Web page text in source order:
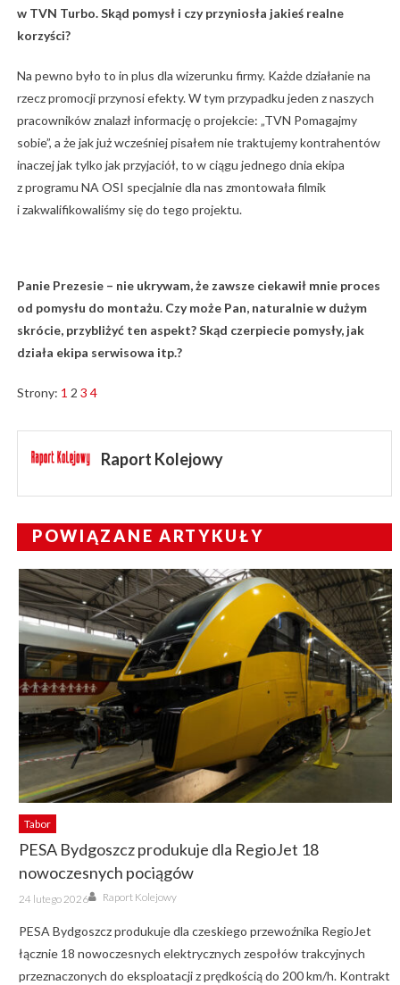
w TVN Turbo. Skąd pomysł i czy przyniosła jakieś realne
korzyści?
Na pewno było to in plus dla wizerunku firmy. Każde działanie na
rzecz promocji przynosi efekty. W tym przypadku jeden z naszych
pracowników znalazł informację o projekcie: „TVN Pomagajmy
sobie”, a że jak już wcześniej pisałem nie traktujemy kontrahentów
inaczej jak tylko jak przyjaciół, to w ciągu jednego dnia ekipa
z programu NA OSI specjalnie dla nas zmontowała filmik
i zakwalifikowaliśmy się do tego projektu.
Panie Prezesie – nie ukrywam, że zawsze ciekawił mnie proces
od pomysłu do montażu. Czy może Pan, naturalnie w dużym
skrócie, przybliżyć ten aspekt? Skąd czerpiecie pomysły, jak
działa ekipa serwisowa itp.?
Strony: 1 2 3 4
Raport Kolejowy
POWIĄZANE ARTYKUŁY
Tabor
PESA Bydgoszcz produkuje dla RegioJet 18
nowoczesnych pociągów
Posted
on
24 lutego 2026 Author
Raport Kolejowy
PESA Bydgoszcz produkuje dla czeskiego przewoźnika RegioJet
łącznie 18 nowoczesnych elektrycznych zespołów trakcyjnych
przeznaczonych do eksploatacji z prędkością do 200 km/h. Kontrakt